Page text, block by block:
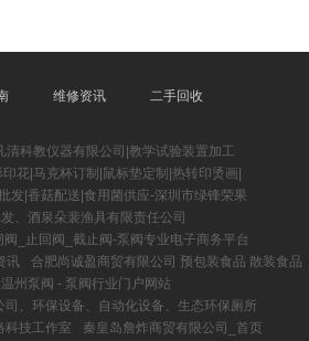
维修资讯 二手回收
清科教仪器有限公司|教学试验装置加工
花|马克杯订制|鼠标垫定制|热转印烫画|
发|香菇配送|食用菌供应-深圳市绿锋荣果
、酒泉朵裴渔具有限责任公司
_止回阀_截止阀-泵阀专业电子商务平台
讯
合肥尚诚盈商贸有限公司 预包装食品 散装食品
温州泵阀 - 泵阀行业门户网站
、环保设备、自动化设备、生态环保厕所
科技工作室
秦皇岛詹炸商贸有限公司_首页